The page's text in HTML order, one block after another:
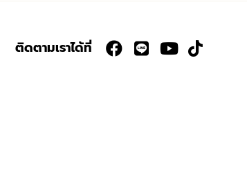
ติดตามเราได้ที่